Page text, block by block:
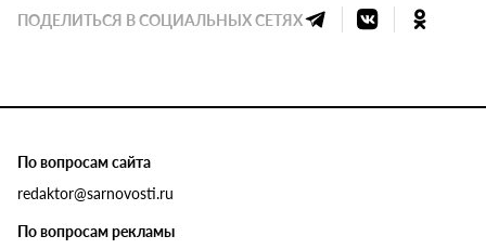
ПОДЕЛИТЬСЯ В СОЦИАЛЬНЫХ СЕТЯХ
По вопросам сайта
redaktor@sarnovosti.ru
По вопросам рекламы